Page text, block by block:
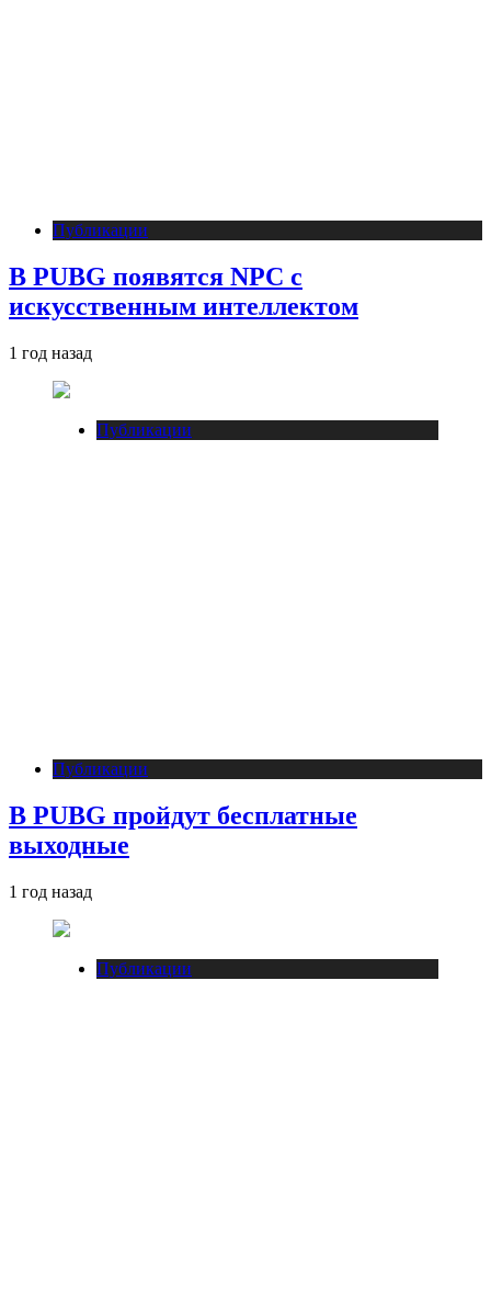
Публикации
В PUBG появятся NPC с
искусственным интеллектом
1 год назад
Публикации
Публикации
В PUBG пройдут бесплатные
выходные
1 год назад
Публикации